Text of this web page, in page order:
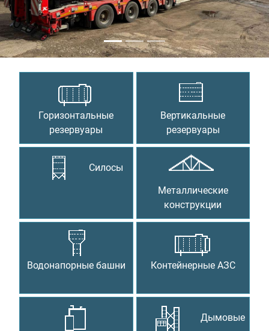
Горизонтальные
резервуары
Вертикальные
резервуары
Силосы
Металлические
конструкции
Водонапорные башни Контейнерные АЗС
Дымовые